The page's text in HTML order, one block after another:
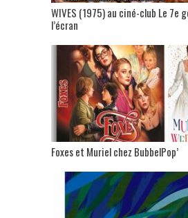
WIVES (1975) au ciné-club Le 7e
l’écran
Foxes et Muriel chez BubbelPop’